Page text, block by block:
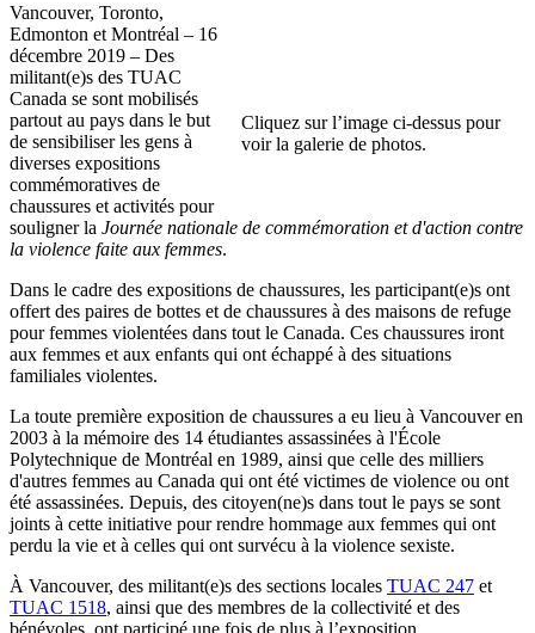
Cliquez sur l’image ci-dessus pour
voir la galerie de photos.
Vancouver, Toronto,
Edmonton et Montréal – 16
décembre 2019 – Des
militant(e)s des TUAC
Canada se sont mobilisés
partout au pays dans le but
de sensibiliser les gens à
diverses expositions
commémoratives de
chaussures et activités pour
souligner la Journée nationale de commémoration et d'action contre
la violence faite aux femmes.
Dans le cadre des expositions de chaussures, les participant(e)s ont
offert des paires de bottes et de chaussures à des maisons de refuge
pour femmes violentées dans tout le Canada. Ces chaussures iront
aux femmes et aux enfants qui ont échappé à des situations
familiales violentes.
La toute première exposition de chaussures a eu lieu à Vancouver en
2003 à la mémoire des 14 étudiantes assassinées à l'École
Polytechnique de Montréal en 1989, ainsi que celle des milliers
d'autres femmes au Canada qui ont été victimes de violence ou ont
été assassinées. Depuis, des citoyen(ne)s dans tout le pays se sont
joints à cette initiative pour rendre hommage aux femmes qui ont
perdu la vie et à celles qui ont survécu à la violence sexiste.
À Vancouver, des militant(e)s des sections locales TUAC 247 et
TUAC 1518, ainsi que des membres de la collectivité et des
bénévoles, ont participé une fois de plus à l’exposition